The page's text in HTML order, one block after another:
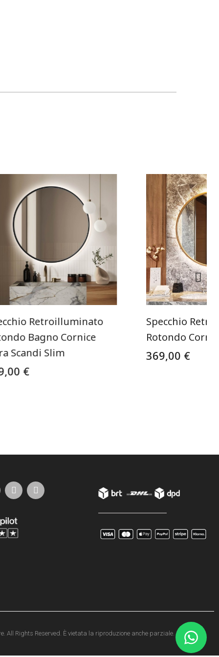
Retroilluminato
Bagno Cornice
Scandi Slim
€
Specchio
Rotondo
369,00 €
All Rights Reserved. È vietata la riproduzione anche parziale.